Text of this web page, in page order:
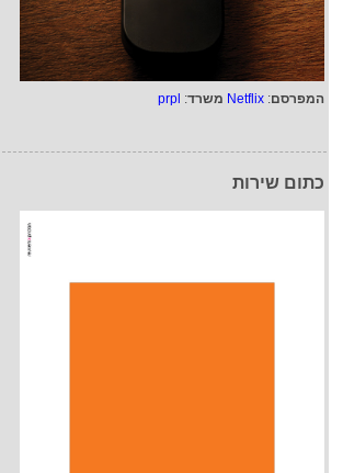
המפרסם:
Netflix משרד:
prpl
כתום שירות